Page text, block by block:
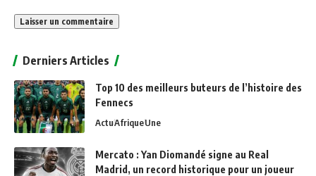
Derniers Articles
Top 10 des meilleurs buteurs de l’histoire des
Fennecs
ActuAfriqueUne
Mercato : Yan Diomandé signe au Real
Madrid, un record historique pour un joueur